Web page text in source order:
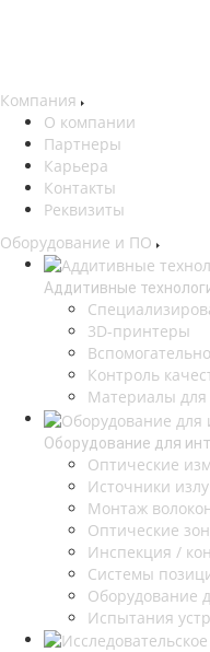
Компания
О компании
Партнеры
Карьера
Контакты
Реквизиты
Оборудование и ПО
Аддитивные
3D-принтеры
Контроль
Материалы для
Оборудование для
Оптические
Источники
Монтаж
Оптические
Инспекция /
Системы
Оборудование
Испытания